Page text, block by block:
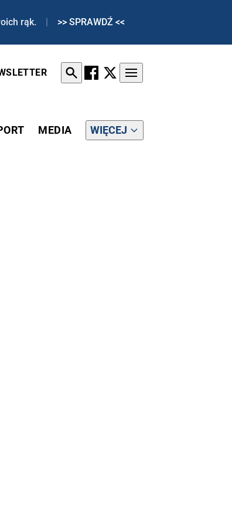
rąk. | >> SPRAWDŹ <<
MEDIA WIĘCEJ
ODBYĆ"